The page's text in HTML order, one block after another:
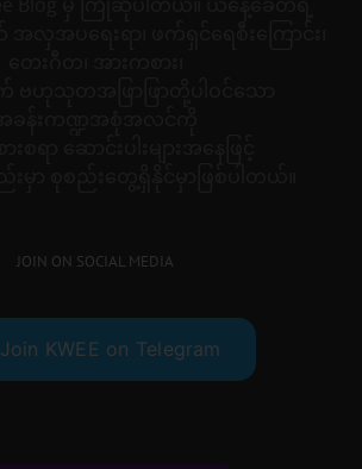
JOIN ON SOCIAL MEDIA
Join KWEE on Telegram